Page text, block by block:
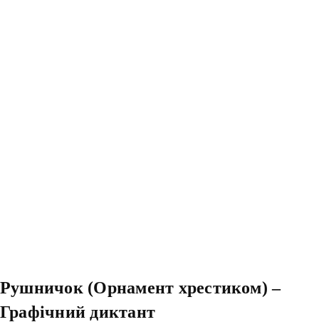
Рушничок (Орнамент хрестиком) –
Графічний диктант